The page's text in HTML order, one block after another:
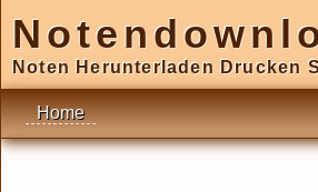
Noten Herunterladen Drucken
Home